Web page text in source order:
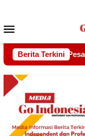
Mobile
Berita Terkini
Pelantikan